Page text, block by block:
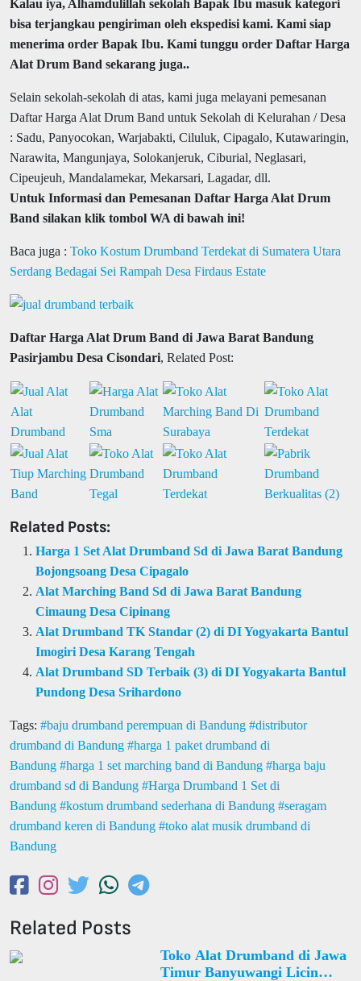
Kalau iya, Alhamdulillah sekolah Bapak Ibu masuk kategori
bisa terjangkau pengiriman oleh ekspedisi kami. Kami siap
menerima order Bapak Ibu. Kami tunggu order Daftar Harga
Alat Drum Band sekarang juga..
Selain sekolah-sekolah di atas, kami juga melayani pemesanan
Daftar Harga Alat Drum Band untuk Sekolah di Kelurahan / Desa
: Sadu, Panyocokan, Warjabakti, Ciluluk, Cipagalo, Kutawaringin,
Narawita, Mangunjaya, Solokanjeruk, Ciburial, Neglasari,
Cipeujeuh, Mandalamekar, Mekarsari, Lagadar, dll.
Untuk Informasi dan Pemesanan Daftar Harga Alat Drum
Band silakan klik tombol WA di bawah ini!
Baca juga : Toko Kostum Drumband Terdekat di Sumatera Utara
Serdang Bedagai Sei Rampah Desa Firdaus Estate
Daftar Harga Alat Drum Band di Jawa Barat Bandung
Pasirjambu Desa Cisondari, Related Post:
Related Posts:
Harga 1 Set Alat Drumband Sd di Jawa Barat Bandung
Bojongsoang Desa Cipagalo
Alat Marching Band Sd di Jawa Barat Bandung
Cimaung Desa Cipinang
Alat Drumband TK Standar (2) di DI Yogyakarta Bantul
Imogiri Desa Karang Tengah
Alat Drumband SD Terbaik (3) di DI Yogyakarta Bantul
Pundong Desa Srihardono
Tags: baju drumband perempuan di Bandung
distributor
drumband di Bandung
harga 1 paket drumband di
Bandung
harga 1 set marching band di Bandung
harga baju
drumband sd di Bandung
Harga Drumband 1 Set di
Bandung
kostum drumband sederhana di Bandung
seragam
drumband keren di Bandung
toko alat musik drumband di
Bandung
Related Posts
Toko Alat Drumband di Jawa
Timur Banyuwangi Licin